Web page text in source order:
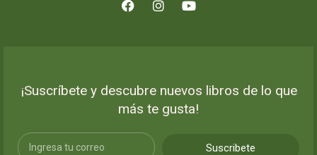
¡Suscríbete y descubre nuevos libros de lo que
más te gusta!
Suscribete